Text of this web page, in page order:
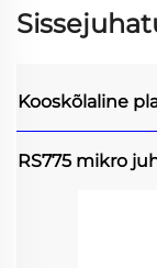
Kooskõlaline
RS775 mikro